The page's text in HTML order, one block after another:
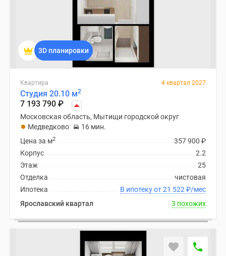
3D планировки
Квартира 4 квартал 2027
Студия 20.10 м2
7 193 790 ₽
Московская область, Мытищи городской округ
Медведково
16 мин.
357 900 ₽
Цена за м2
2.2
Корпус
25
Этаж
чистовая
Отделка
В ипотеку от 21 522 ₽/мес
Ипотека
Ярославский квартал
3 похожих